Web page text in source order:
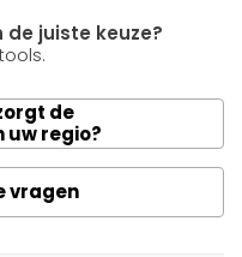
juiste keuze?
de
uw regio?
vragen